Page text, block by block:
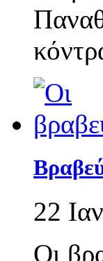
22
Οι